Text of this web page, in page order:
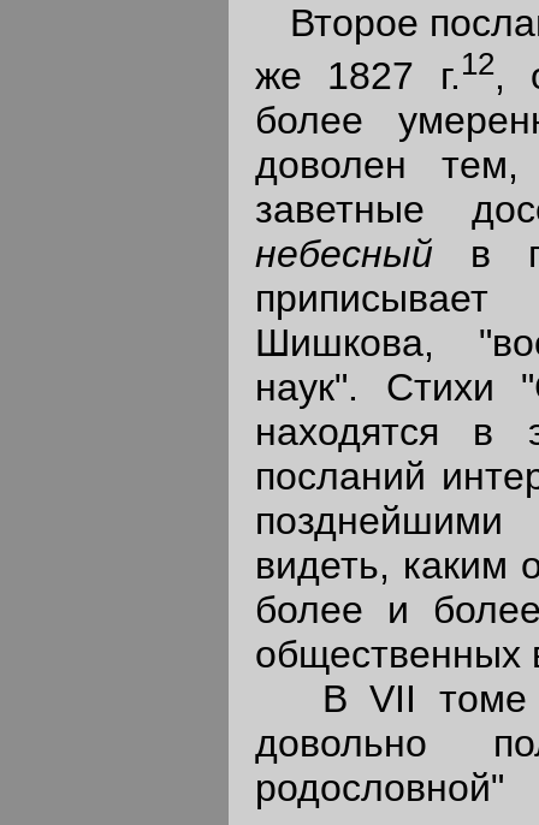
Второе
же 1827 г.12,
более
доволен
заветные
небесный в
Шишкова,
наук". Стихи
находятся в
посланий
видеть, каким
более и
общественных
В VII томе
довольно